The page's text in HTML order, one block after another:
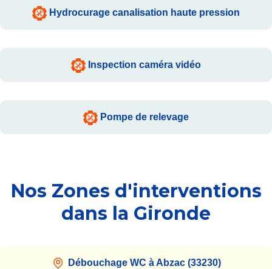
Hydrocurage canalisation haute pression
Inspection caméra vidéo
Pompe de relevage
Nos Zones d'interventions
dans la Gironde
Débouchage WC à Abzac (33230)